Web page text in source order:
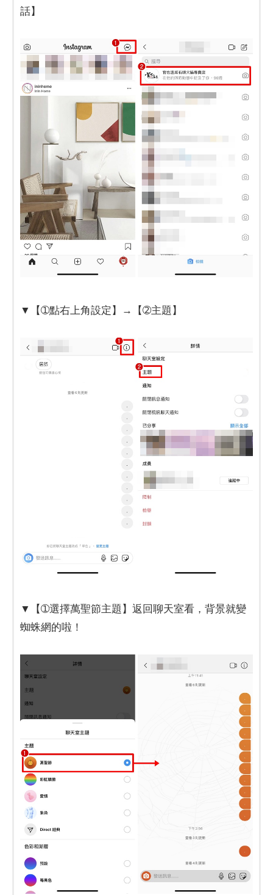
話】
▼【➀點右上角設定】→【➁主題】
​​​​​​​▼【➀選擇萬聖節主題】返回聊天室看，背景就變
蜘蛛網的啦！